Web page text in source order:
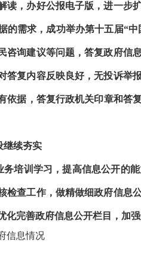
读，办好公报电子版，进一步
的需求，成功举办第十五届“
咨询建议等问题，答复政府信
答复内容反映良好，无投诉举
依据，答复行政机关印章和答
继续夯实
务培训学习，提高信息公开的
检查工作，做精做细政府信息
化完善政府信息公开栏目，加
信息情况